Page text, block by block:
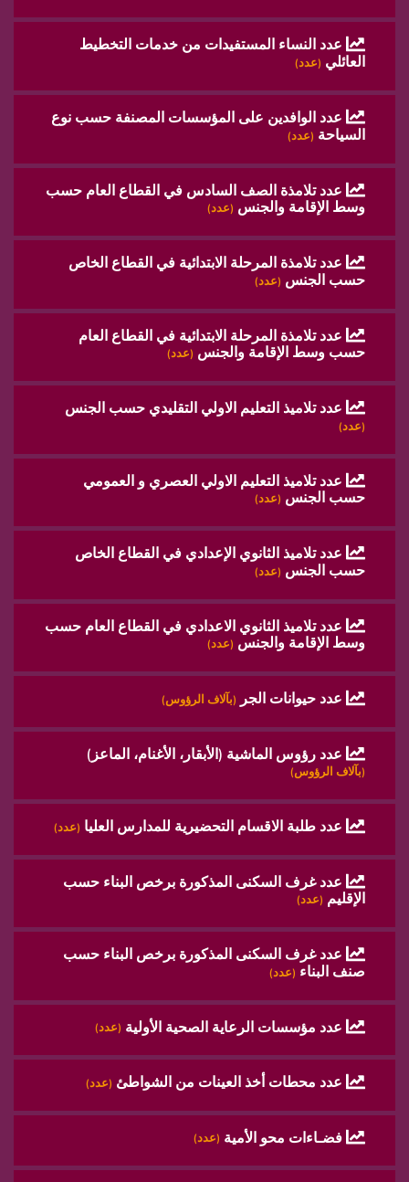
عدد النساء المستفيدات من خدمات التخطيط
العائلي (عدد)
عدد الوافدين على المؤسسات المصنفة حسب نوع
السياحة (عدد)
عدد تلامذة الصف السادس في القطاع العام حسب
وسط الإقامة والجنس (عدد)
عدد تلامذة المرحلة الابتدائية في القطاع الخاص
حسب الجنس (عدد)
عدد تلامذة المرحلة الابتدائية في القطاع العام
حسب وسط الإقامة والجنس (عدد)
عدد تلاميذ التعليم الاولي التقليدي حسب الجنس
(عدد)
عدد تلاميذ التعليم الاولي العصري و العمومي
حسب الجنس (عدد)
عدد تلاميذ الثانوي الإعدادي في القطاع الخاص
حسب الجنس (عدد)
عدد تلاميذ الثانوي الاعدادي في القطاع العام حسب
وسط الإقامة والجنس (عدد)
عدد حيوانات الجر (بآلاف الرؤوس)
عدد رؤوس الماشية (الأبقار، الأغنام، الماعز)
(بآلاف الرؤوس)
عدد طلبة الاقسام التحضيرية للمدارس العليا (عدد)
عدد غرف السكنى المذكورة برخص البناء حسب
الإقليم (عدد)
عدد غرف السكنى المذكورة برخص البناء حسب
صنف البناء (عدد)
عدد مؤسسات الرعاية الصحية الأولية (عدد)
عدد محطات أخذ العينات من الشواطئ (عدد)
فضـاءات محو الأمية (عدد)